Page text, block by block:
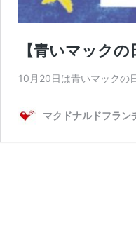
【青いマック
10月20日は青いマックの
マクドナルドフラン